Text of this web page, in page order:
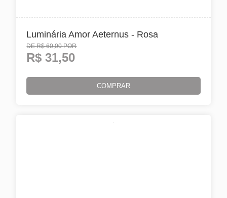
Luminária Amor Aeternus - Rosa
DER$ 60,00POR
R$ 31,50
COMPRAR